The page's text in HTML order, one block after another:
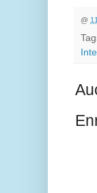
@